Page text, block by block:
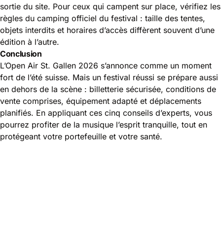
sortie du site. Pour ceux qui campent sur place, vérifiez les
règles du camping officiel du festival : taille des tentes,
objets interdits et horaires d’accès diffèrent souvent d’une
édition à l’autre.
Conclusion
L’Open Air St. Gallen 2026 s’annonce comme un moment
fort de l’été suisse. Mais un festival réussi se prépare aussi
en dehors de la scène : billetterie sécurisée, conditions de
vente comprises, équipement adapté et déplacements
planifiés. En appliquant ces cinq conseils d’experts, vous
pourrez profiter de la musique l’esprit tranquille, tout en
protégeant votre portefeuille et votre santé.